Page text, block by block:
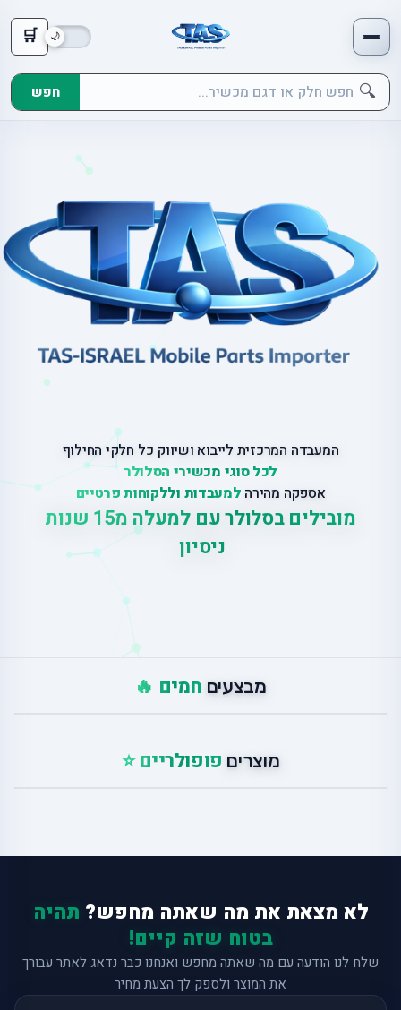
🛒
🔍 חפש
המעבדה המרכזית לייבוא ושיווק כל חלקי החילוף
לכל סוגי מכשירי הסלולר
אספקה מהירה למעבדות וללקוחות פרטיים
מובילים בסלולר עם למעלה מ
15 שנות
ניסיון
מבצעים חמים 🔥
מוצרים פופולריים ⭐
לא מצאת את מה שאתה מחפש? תהיה
בטוח שזה קיים!
שלח לנו הודעה עם מה שאתה מחפש ואנחנו כבר נדאג לאתר עבורך
את המוצר ולספק לך הצעת מחיר